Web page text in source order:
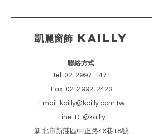
​凱麗窗飾 KAILLY
聯絡方式
Tel: 02-2997-1471
Fax: 02-2992-2423
Email: kailly@kailly.com.tw
Line ID: @kailly
​新北市新莊區中正路46巷18號